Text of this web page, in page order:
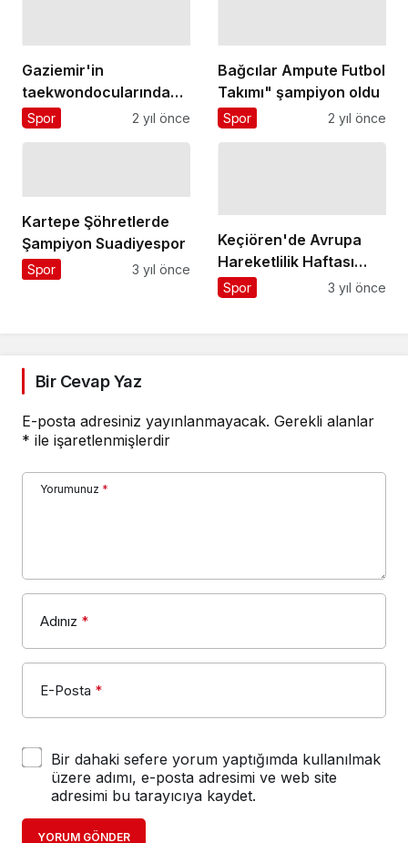
Gaziemir'in
taekwondocularından
kuşak mücadelesi
Spor 2 yıl önce
Bağcılar Ampute Futbol
Takımı" şampiyon oldu
Spor 2 yıl önce
Kartepe Şöhretlerde
Şampiyon Suadiyespor
Spor 3 yıl önce
Keçiören'de Avrupa
Hareketlilik Haftası
Etkinlikleri düzenlendi
Spor 3 yıl önce
Bir Cevap Yaz
E-posta adresiniz yayınlanmayacak. Gerekli alanlar
* ile işaretlenmişlerdir
Yorumunuz *
Adınız *
E-Posta *
Bir dahaki sefere yorum yaptığımda kullanılmak
üzere adımı, e-posta adresimi ve web site
adresimi bu tarayıcıya kaydet.
YORUM GÖNDER